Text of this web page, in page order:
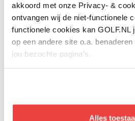
akkoord met onze Privacy- &
ontvangen wij de niet-functionele
functionele cookies kan GOLF.NL
op een andere site o.a.
jou bezochte pagina’s.
Alles
07 aug
Golfbaan The Fox
vastgoedbelegger:
worden op het terrein?
Banen & Clubs
deelneemster US